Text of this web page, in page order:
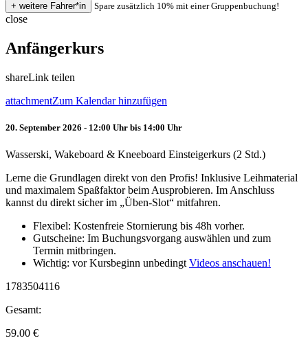
Spare zusätzlich 10% mit einer Gruppenbuchung!
close
Anfängerkurs
shareLink teilen
attachmentZum Kalendar hinzufügen
20. September 2026 - 12:00 Uhr bis 14:00 Uhr
Wasserski, Wakeboard & Kneeboard Einsteigerkurs (2 Std.)
Lerne die Grundlagen direkt von den Profis! Inklusive Leihmaterial
und maximalem Spaßfaktor beim Ausprobieren. Im Anschluss
kannst du direkt sicher im „Üben-Slot“ mitfahren.
Flexibel: Kostenfreie Stornierung bis 48h vorher.
Gutscheine: Im Buchungsvorgang auswählen und zum
Termin mitbringen.
Wichtig: vor Kursbeginn unbedingt Videos anschauen!
1783504116
Gesamt:
59.00 €